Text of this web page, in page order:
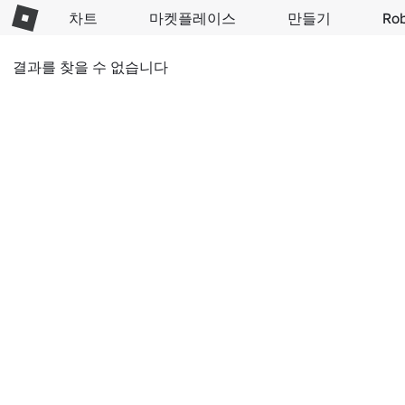
차트 마켓플레이스 만들기
결과를 찾을 수 없습니다